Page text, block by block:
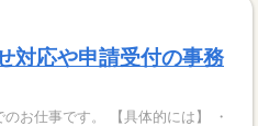
対応や申請受付の事務
。 【具体的には】 ・